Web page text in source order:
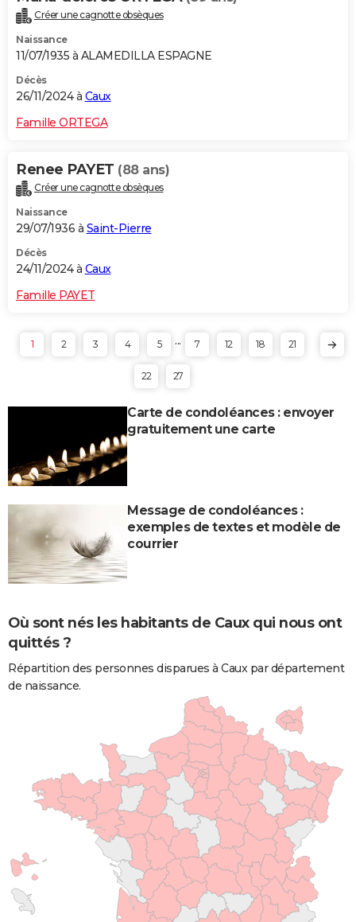
Créer une cagnotte obsèques
Naissance
11/07/1935 à ALAMEDILLA ESPAGNE
Décès
26/11/2024 à Caux
Famille ORTEGA
Renee PAYET (88 ans)
Créer une cagnotte obsèques
Naissance
29/07/1936 à Saint-Pierre
Décès
24/11/2024 à Caux
Famille PAYET
1 2 3 4 5 ... 7 12 18 21
22 27
Carte de condoléances : envoyer
gratuitement une carte
Message de condoléances :
exemples de textes et modèle de
courrier
Où sont nés les habitants de Caux qui nous ont
quittés ?
Répartition des personnes disparues à Caux par département
de naissance.